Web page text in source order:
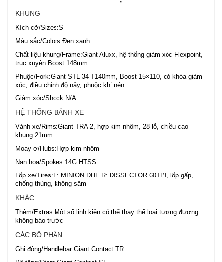
KHUNG
Kích cỡ/Sizes:S
Màu sắc/Colors:Đen xanh
Chất liệu khung/Frame:Giant Aluxx, hệ thống giảm xóc Flexpoint,
trục xuyên Boost 148mm
Phuộc/Fork:Giant STL 34 T140mm, Boost 15×110, có khóa giảm
xóc, điều chỉnh độ nảy, phuộc khí nén
Giảm xóc/Shock:N/A
HỆ THỐNG BÁNH XE
Vành xe/Rims:Giant TRA 2, hợp kim nhôm, 28 lỗ, chiều cao
khung 21mm
Moay ơ/Hubs:Hợp kim nhôm
Nan hoa/Spokes:14G HTSS
Lốp xe/Tires:F: MINION DHF R: DISSECTOR 60TPI, lốp gấp,
chống thủng, không săm
KHÁC
Thêm/Extras:Một số linh kiện có thể thay thế loại tương đương
không báo trước
CÁC BỘ PHẬN
Ghi đông/Handlebar:Giant Contact TR